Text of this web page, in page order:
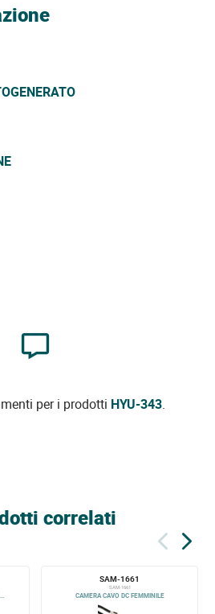
per i prodotti HYU-343.
correlati
SAM-1661
SAM-1661
CAMERA CAVO DC FEMMINILE